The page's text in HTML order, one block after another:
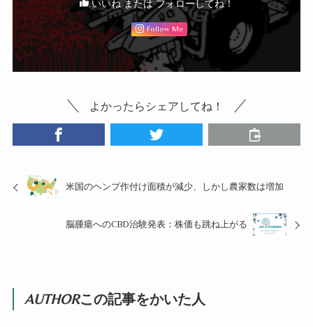
いいね または フォローしてね！
Follow Me
よかったらシェアしてね！
米国のヘンプ作付け面積が減少、しかし農家数は増加
脳腫瘍へのCBD治験発表：株価も跳ね上がる
AUTHORこの記事をかいた人